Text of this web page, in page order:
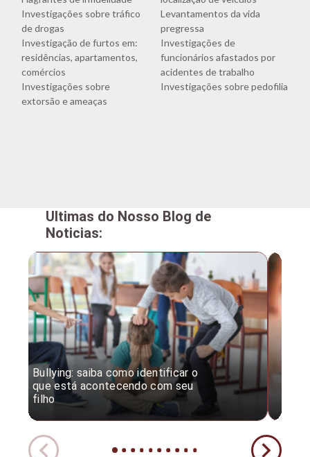
Investigações sobre tráfico
de drogas
Levantamentos da vida
pregressa
Investigação de furtos em:
residências, apartamentos,
comércios
Investigações de
funcionários afastados por
acidentes de trabalho
Investigações sobre
extorsão e ameaças
Investigações sobre pedofilia
Ultimas do Nosso Blog de
Noticias:
Bullying: saiba como identificar o
que está acontecendo com seu
filho